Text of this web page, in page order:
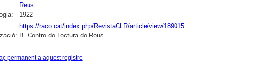
Reus
1922
https://raco.cat/index.php/RevistaCLR/article/view/189015
B. Centre de Lectura de Reus
permanent a aquest registre